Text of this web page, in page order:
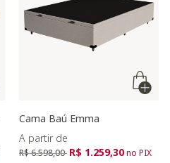
Cama Baú Emma
A partir de
Preço reduzido de
R$ 6.598,00 para
R$ 1.259,30no PIX